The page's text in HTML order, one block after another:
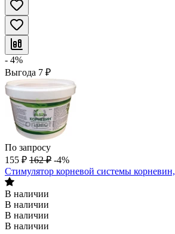
- 4%
Выгода 7 ₽
По запросу
155 ₽ 162 ₽ -4%
Стимулятор корневой системы корневин,
В наличии
В наличии
В наличии
В наличии